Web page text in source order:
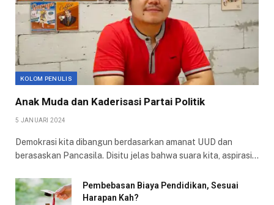
KOLOM PENULIS
Anak Muda dan Kaderisasi Partai Politik
5 JANUARI 2024
Demokrasi kita dibangun berdasarkan amanat UUD dan
berasaskan Pancasila. Disitu jelas bahwa suara kita, aspirasi…
Pembebasan Biaya Pendidikan, Sesuai
Harapan Kah?